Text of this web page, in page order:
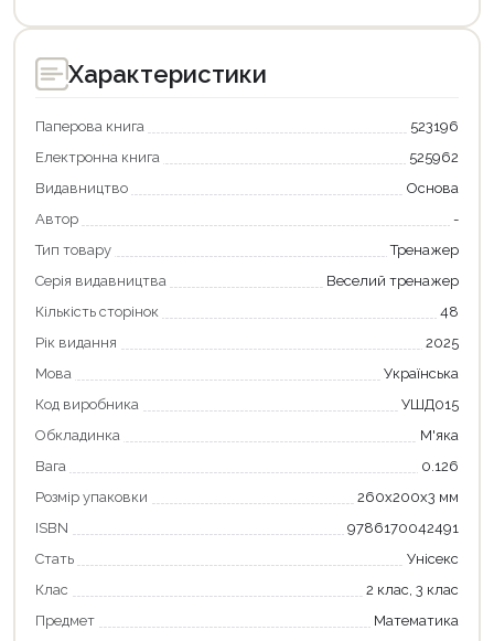
Характеристики
Паперова книга
523196
Електронна книга
525962
Видавництво
Основа
Автор
-
Тип товару
Тренажер
Серія видавництва
Веселий тренажер
Кількість сторінок
48
Рік видання
2025
Мова
Українська
Код виробника
УШД015
Обкладинка
М'яка
Вага
0.126
Розмір упаковки
260x200x3 мм
ISBN
9786170042491
Стать
Унісекс
Клас
2 клас, 3 клас
Предмет
Математика